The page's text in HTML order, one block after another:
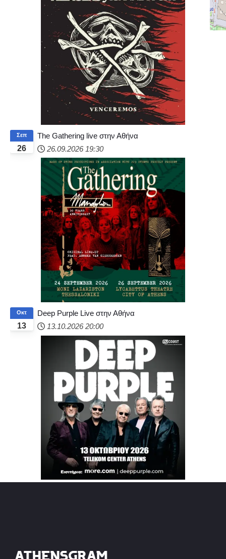
26
Σεπ
The Gathering live στην Αθήνα
26.09.2026 19:30
13
Οκτ
Deep Purple Live στην Αθήνα
13.10.2026 20:00